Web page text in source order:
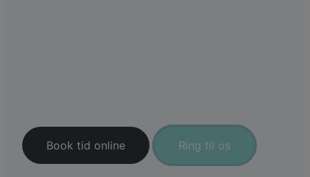
Book tid online Ring til os